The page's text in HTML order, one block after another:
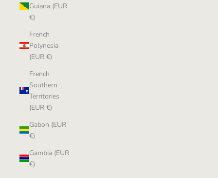
Guiana (EUR
€)
French
Polynesia
(EUR €)
French
Southern
Territories
(EUR €)
Gabon (EUR
€)
Gambia (EUR
€)